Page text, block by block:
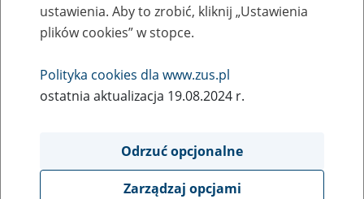
Osoby w wieku emerytalnym z niepełnosprawnością
często mierzą się z pogorszeniem zdrowia, samotnością i
ograniczoną mobilnością. Potrzebują nie tylko wsparcia
ustawienia. Aby to zrobić, kliknij „Ustawienia
plików cookies” w stopce.
Polityka cookies dla www.zus.pl
ostatnia aktualizacja 19.08.2024 r.
Odrzuć opcjonalne
Zarządzaj opcjami